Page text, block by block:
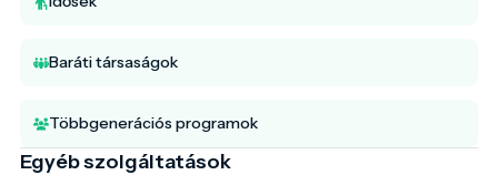
Baráti társaságok
Többgenerációs programok
Egyéb szolgáltatások